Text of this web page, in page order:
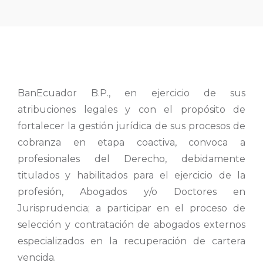
BanEcuador B.P., en ejercicio de sus
atribuciones legales y con el propósito de
fortalecer la gestión jurídica de sus procesos de
cobranza en etapa coactiva, convoca a
profesionales del Derecho, debidamente
titulados y habilitados para el ejercicio de la
profesión, Abogados y/o Doctores en
Jurisprudencia; a participar en el proceso de
selección y contratación de abogados externos
especializados en la recuperación de cartera
vencida.